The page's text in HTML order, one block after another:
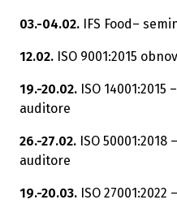
03.-04.02. IFS Food–
12.02. ISO 9001:2015
19.-20.02. ISO
auditore
26.-27.02. ISO
auditore
19.-20.03. ISO